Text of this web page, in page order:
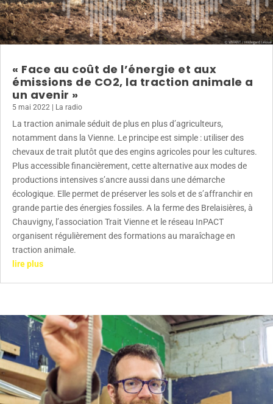
« Face au coût de l’énergie et aux
émissions de CO2, la traction animale a
un avenir »
5 mai 2022 La radio
La traction animale séduit de plus en plus d’agriculteurs,
notamment dans la Vienne. Le principe est simple : utiliser des
chevaux de trait plutôt que des engins agricoles pour les cultures.
Plus accessible financièrement, cette alternative aux modes de
productions intensives s’ancre aussi dans une démarche
écologique. Elle permet de préserver les sols et de s’affranchir en
grande partie des énergies fossiles. A la ferme des Brelaisières, à
Chauvigny, l’association Trait Vienne et le réseau InPACT
organisent régulièrement des formations au maraîchage en
traction animale.
lire plus